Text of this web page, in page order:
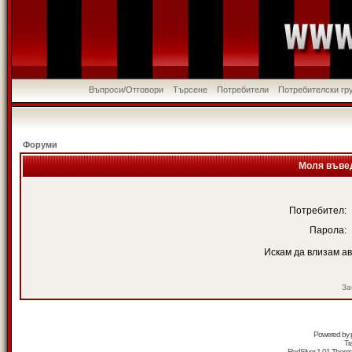
Въпроси/Отговори Търсене Потребители Потребителски
Форуми
Моля
Потребител:
Парола:
Искам да влизам
Powered by